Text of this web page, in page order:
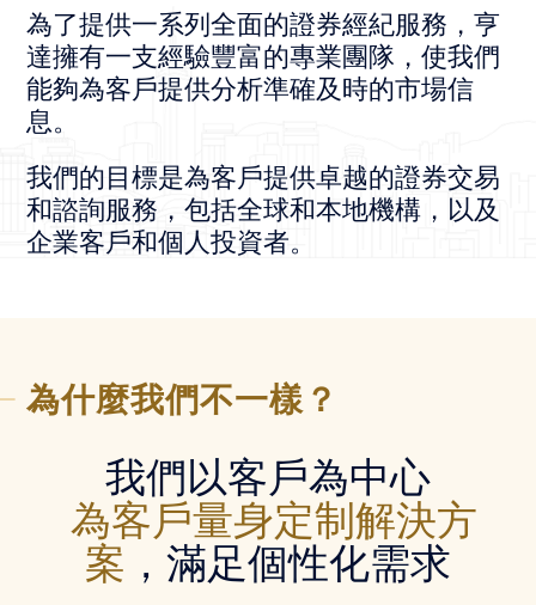
為了提供一系列全面的證券經紀服務，亨
達擁有一支經驗豐富的專業團隊，使我們
能夠為客戶提供分析準確及時的市場信
息。
我們的目標是為客戶提供卓越的證券交易
和諮詢服務，包括全球和本地機構，以及
企業客戶和個人投資者。
為什麼我們不一樣？
我們以客戶為中心
為客戶量身定制解決方
案 ，滿足個性化需求